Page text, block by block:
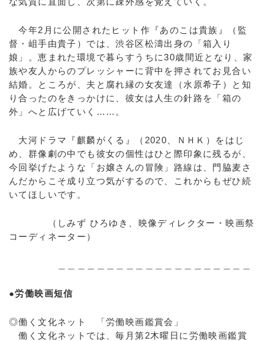
今年2月に公開されたヒット作『あのこは貴族』（監
督・岨手由貴子）では、渋谷区松濤出身の「箱入り
娘」。恵まれた環境で暮らすうちに30歳間近となり、家
族や友人からのプレッシャーに背中を押されてお見合い
結婚。ところが、夫と腐れ縁の女友達（水原希子）と知
り合ったのをきっかけに、彼女は人生の針路を「箱の
外」へと広げていく……。
大河ドラマ『麒麟がくる』（2020、ＮＨＫ）をはじ
め、群像劇の中でも彼女の個性はひと際印象に残るが、
今回挙げたような「お嬢さんの冒険」路線は、門脇麦さ
んだからこそ成り立つ気がするので、これからもぜひ続
いてほしいです。
（しみず ひろゆき、映像ディレクター・映画祭
コーディネーター）
●労働映画短信
◎働く文化ネット 「労働映画鑑賞会」
働く文化ネットでは、毎月第2木曜日に労働映画鑑賞